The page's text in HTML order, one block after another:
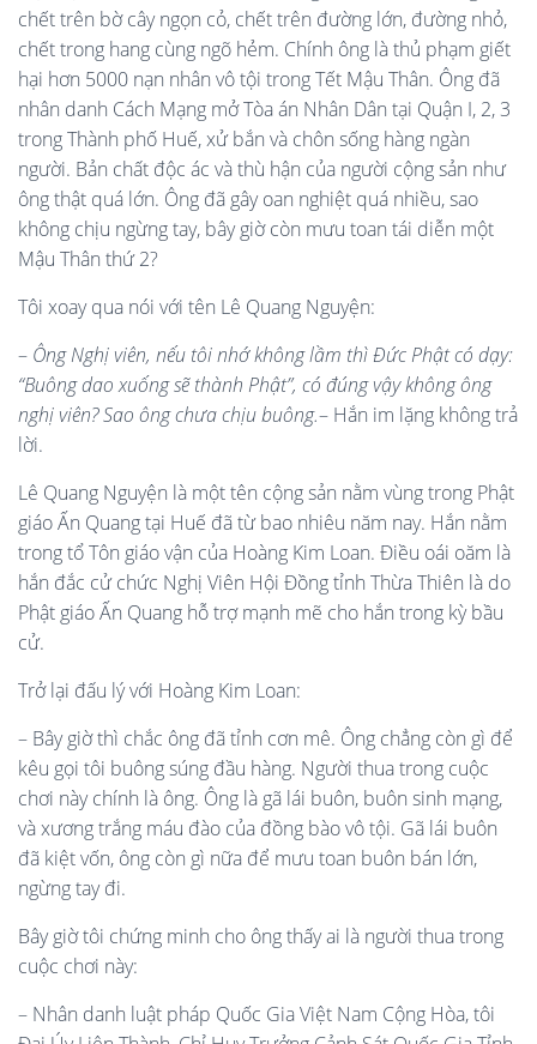
chết trên bờ cây ngọn cỏ, chết trên đường lớn, đường nhỏ,
chết trong hang cùng ngõ hẻm. Chính ông là thủ phạm giết
hại hơn 5000 nạn nhân vô tội trong Tết Mậu Thân. Ông đã
nhân danh Cách Mạng mở Tòa án Nhân Dân tại Quận I, 2, 3
trong Thành phố Huế, xử bắn và chôn sống hàng ngàn
người. Bản chất độc ác và thù hận của người cộng sản như
ông thật quá lớn. Ông đã gây oan nghiệt quá nhiều, sao
không chịu ngừng tay, bây giờ còn mưu toan tái diễn một
Mậu Thân thứ 2?
Tôi xoay qua nói với tên Lê Quang Nguyện:
– Ông Nghị viên, nếu tôi nhớ không lầm thì Đức Phật có dạy:
“Buông dao xuống sẽ thành Phật”, có đúng vậy không ông
nghị viên? Sao ông chưa chịu buông.– Hắn im lặng không trả
lời.
Lê Quang Nguyện là một tên cộng sản nằm vùng trong Phật
giáo Ấn Quang tại Huế đã từ bao nhiêu năm nay. Hắn nằm
trong tổ Tôn giáo vận của Hoàng Kim Loan. Điều oái oăm là
hắn đắc cử chức Nghị Viên Hội Đồng tỉnh Thừa Thiên là do
Phật giáo Ấn Quang hỗ trợ mạnh mẽ cho hắn trong kỳ bầu
cử.
Trở lại đấu lý với Hoàng Kim Loan:
– Bây giờ thì chắc ông đã tỉnh cơn mê. Ông chẳng còn gì để
kêu gọi tôi buông súng đầu hàng. Người thua trong cuộc
chơi này chính là ông. Ông là gã lái buôn, buôn sinh mạng,
và xương trắng máu đào của đồng bào vô tội. Gã lái buôn
đã kiệt vốn, ông còn gì nữa để mưu toan buôn bán lớn,
ngừng tay đi.
Bây giờ tôi chứng minh cho ông thấy ai là người thua trong
cuộc chơi này:
– Nhân danh luật pháp Quốc Gia Việt Nam Cộng Hòa, tôi